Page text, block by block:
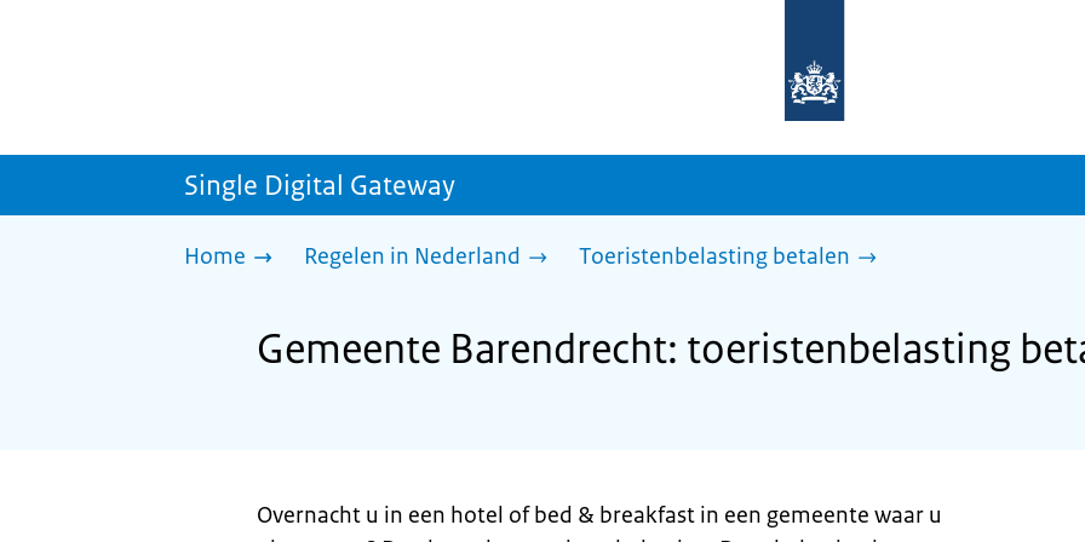
homepage
sdg.rijksoverheid.nl
Single Digital Gateway
Home Regelen in Nederland Toeristenbelasting betalen
Gemeente Barendrecht: toeristenbelasting
Overnacht u in een hotel of bed & breakfast in een gemeente waar u